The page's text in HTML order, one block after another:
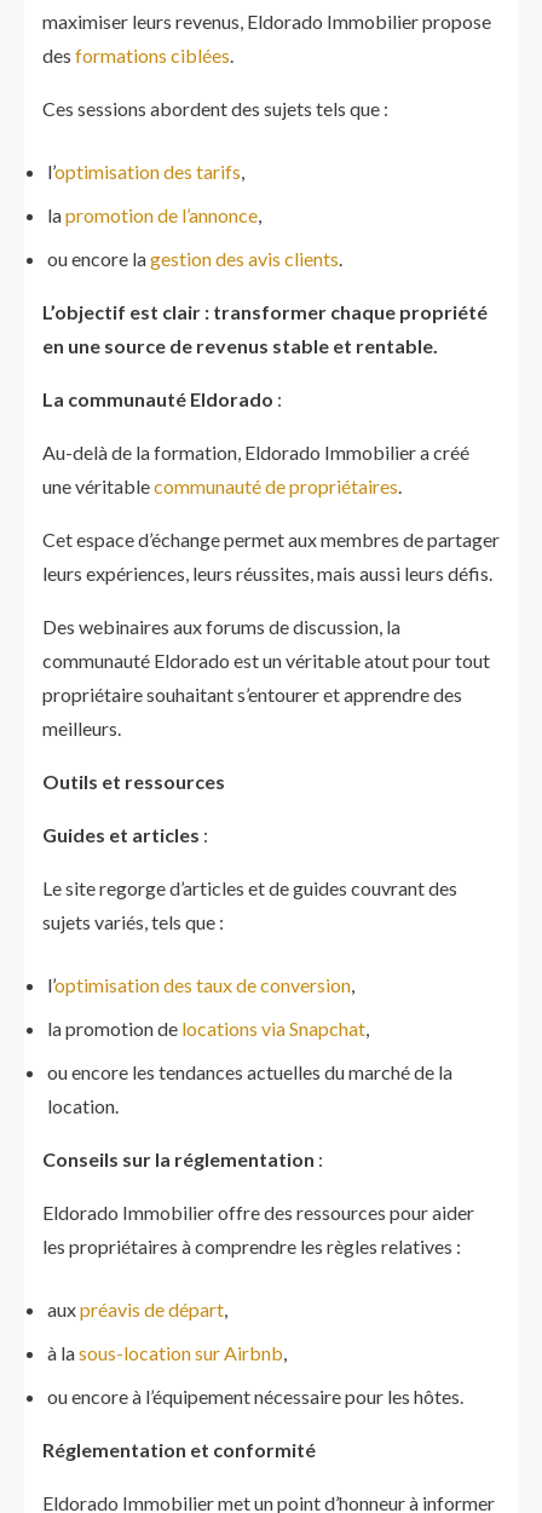
maximiser leurs revenus, Eldorado Immobilier propose
des formations ciblées.
Ces sessions abordent des sujets tels que :
l’optimisation des tarifs,
lapromotion de l’annonce,
ou encore lagestion des avis clients.
L’objectif est clair : transformer chaque propriété
en une source de revenus stable et rentable.
La communauté Eldorado :
Au-delà de la formation, Eldorado Immobilier a créé
une véritablecommunauté de propriétaires.
Cet espace d’échange permet aux membres de partager
leurs expériences, leurs réussites, mais aussi leurs défis.
Des webinaires aux forums de discussion, la
communauté Eldorado est un véritable atout pour tout
propriétaire souhaitant s’entourer et apprendre des
meilleurs.
Outils et ressources
Guides et articles :
Le site regorge d’articles et de guides couvrant des
sujets variés, tels que :
l’optimisation des taux de conversion,
la promotion de locations via Snapchat,
ou encore les tendances actuelles du marché de la
location.
Conseils sur la réglementation :
Eldorado Immobilier offre des ressources pour aider
les propriétaires à comprendre les règles relatives :
auxpréavis de départ,
à lasous-location sur Airbnb,
ou encore à l’équipement nécessaire pour les hôtes.
Réglementation et conformité
Eldorado Immobilier met un point d’honneur à informer